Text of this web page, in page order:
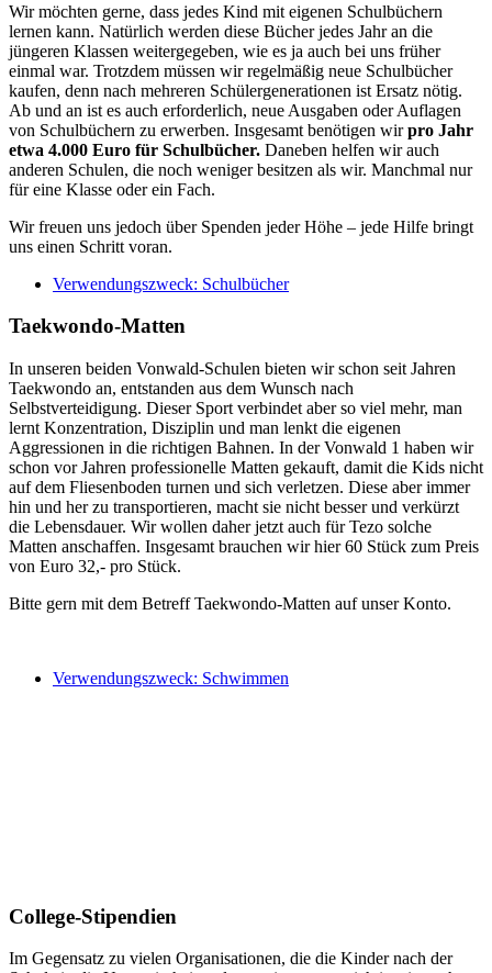
Wir möchten gerne, dass jedes Kind mit eigenen Schulbüchern
lernen kann. Natürlich werden diese Bücher jedes Jahr an die
jüngeren Klassen weitergegeben, wie es ja auch bei uns früher
einmal war. Trotzdem müssen wir regelmäßig neue Schulbücher
kaufen, denn nach mehreren Schülergenerationen ist Ersatz nötig.
Ab und an ist es auch erforderlich, neue Ausgaben oder Auflagen
von Schulbüchern zu erwerben. Insgesamt benötigen wirpro Jahr
etwa 4.000 Euro für Schulbücher. Daneben helfen wir auch
anderen Schulen, die noch weniger besitzen als wir. Manchmal nur
für eine Klasse oder ein Fach.
Wir freuen uns jedoch über Spenden jeder Höhe – jede Hilfe bringt
uns einen Schritt voran.
Verwendungszweck: Schulbücher
Taekwondo-Matten
In unseren beiden Vonwald-Schulen bieten wir schon seit Jahren
Taekwondo an, entstanden aus dem Wunsch nach
Selbstverteidigung. Dieser Sport verbindet aber so viel mehr, man
lernt Konzentration, Disziplin und man lenkt die eigenen
Aggressionen in die richtigen Bahnen. In der Vonwald 1 haben wir
schon vor Jahren professionelle Matten gekauft, damit die Kids nicht
auf dem Fliesenboden turnen und sich verletzen. Diese aber immer
hin und her zu transportieren, macht sie nicht besser und verkürzt
die Lebensdauer. Wir wollen daher jetzt auch für Tezo solche
Matten anschaffen. Insgesamt brauchen wir hier 60 Stück zum Preis
von Euro 32,- pro Stück.
Bitte gern mit dem Betreff Taekwondo-Matten auf unser Konto.
Verwendungszweck: Schwimmen
College-Stipendien
Im Gegensatz zu vielen Organisationen, die die Kinder nach der